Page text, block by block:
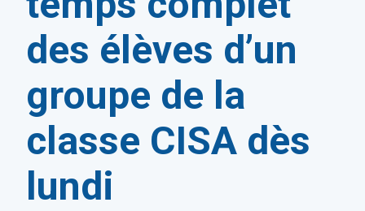
des élèves d’un
groupe de la
classe CISA dès
lundi